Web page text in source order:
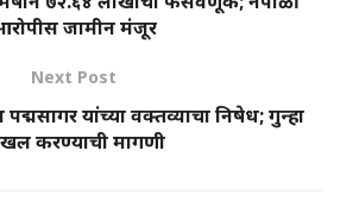
जामीन मंजूर
Next Post
यांच्या वक्तव्याचा निषेध; गुन्हा
करण्याची मागणी